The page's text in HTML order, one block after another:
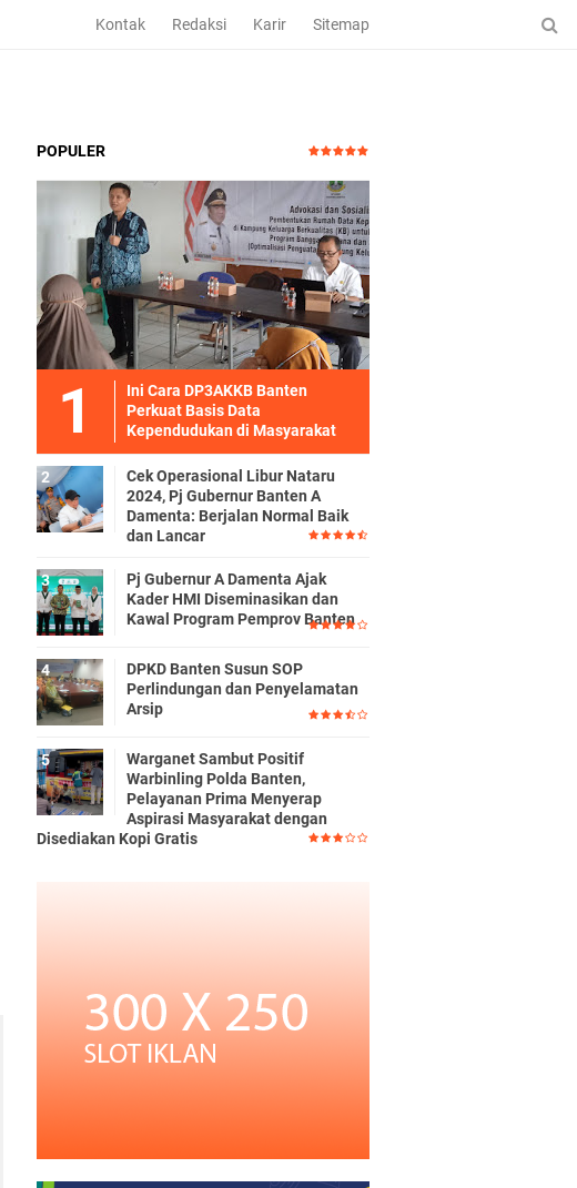
Kontak Redaksi Karir Sitemap
POPULER
Ini Cara DP3AKKB Banten
Perkuat Basis Data
Kependudukan di Masyarakat
Cek Operasional Libur Nataru
2024, Pj Gubernur Banten A
Damenta: Berjalan Normal Baik
dan Lancar
Pj Gubernur A Damenta Ajak
Kader HMI Diseminasikan dan
Kawal Program Pemprov Banten
DPKD Banten Susun SOP
Perlindungan dan Penyelamatan
Arsip
Warganet Sambut Positif
Warbinling Polda Banten,
Pelayanan Prima Menyerap
Aspirasi Masyarakat dengan
Disediakan Kopi Gratis